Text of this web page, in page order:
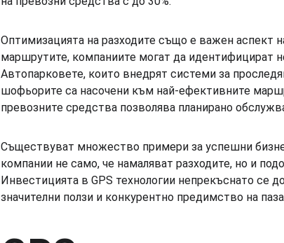
Оптимизацията на разходите също е важен аспект
маршрутите, компаниите могат да идентифицират
Автопарковете, които внедрят системи за
шофьорите са насочени към най-ефективните
превозните средства позволява планирано
Съществуват множество примери за успешни
компании не само, че намаляват разходите, но и
Инвестицията в GPS технологии непрекъснато се
значителни ползи и конкурентно предимство на